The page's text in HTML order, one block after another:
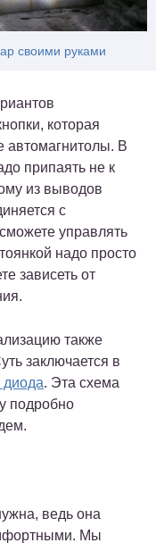
своими руками
которая
автомагнитолы. В
припаять не к
из выводов
с
управлять
надо просто
зависеть от
также
заключается в
диода. Эта схема
подробно
ведь она
Мы